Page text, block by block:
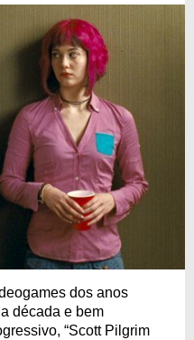
dos anos
década e bem
“Scott Pilgrim